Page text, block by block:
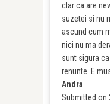
clar ca are
suzetei si nu
ascund cum
nici nu ma
sunt sigura
renunte. E
Andra
Submitted on